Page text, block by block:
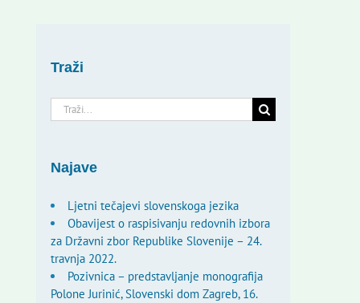
Traži
Traži...
Najave
Ljetni tečajevi slovenskoga jezika
Obavijest o raspisivanju redovnih izbora
za Državni zbor Republike Slovenije – 24.
travnja 2022.
Pozivnica – predstavljanje monografija
Polone Jurinić, Slovenski dom Zagreb, 16.